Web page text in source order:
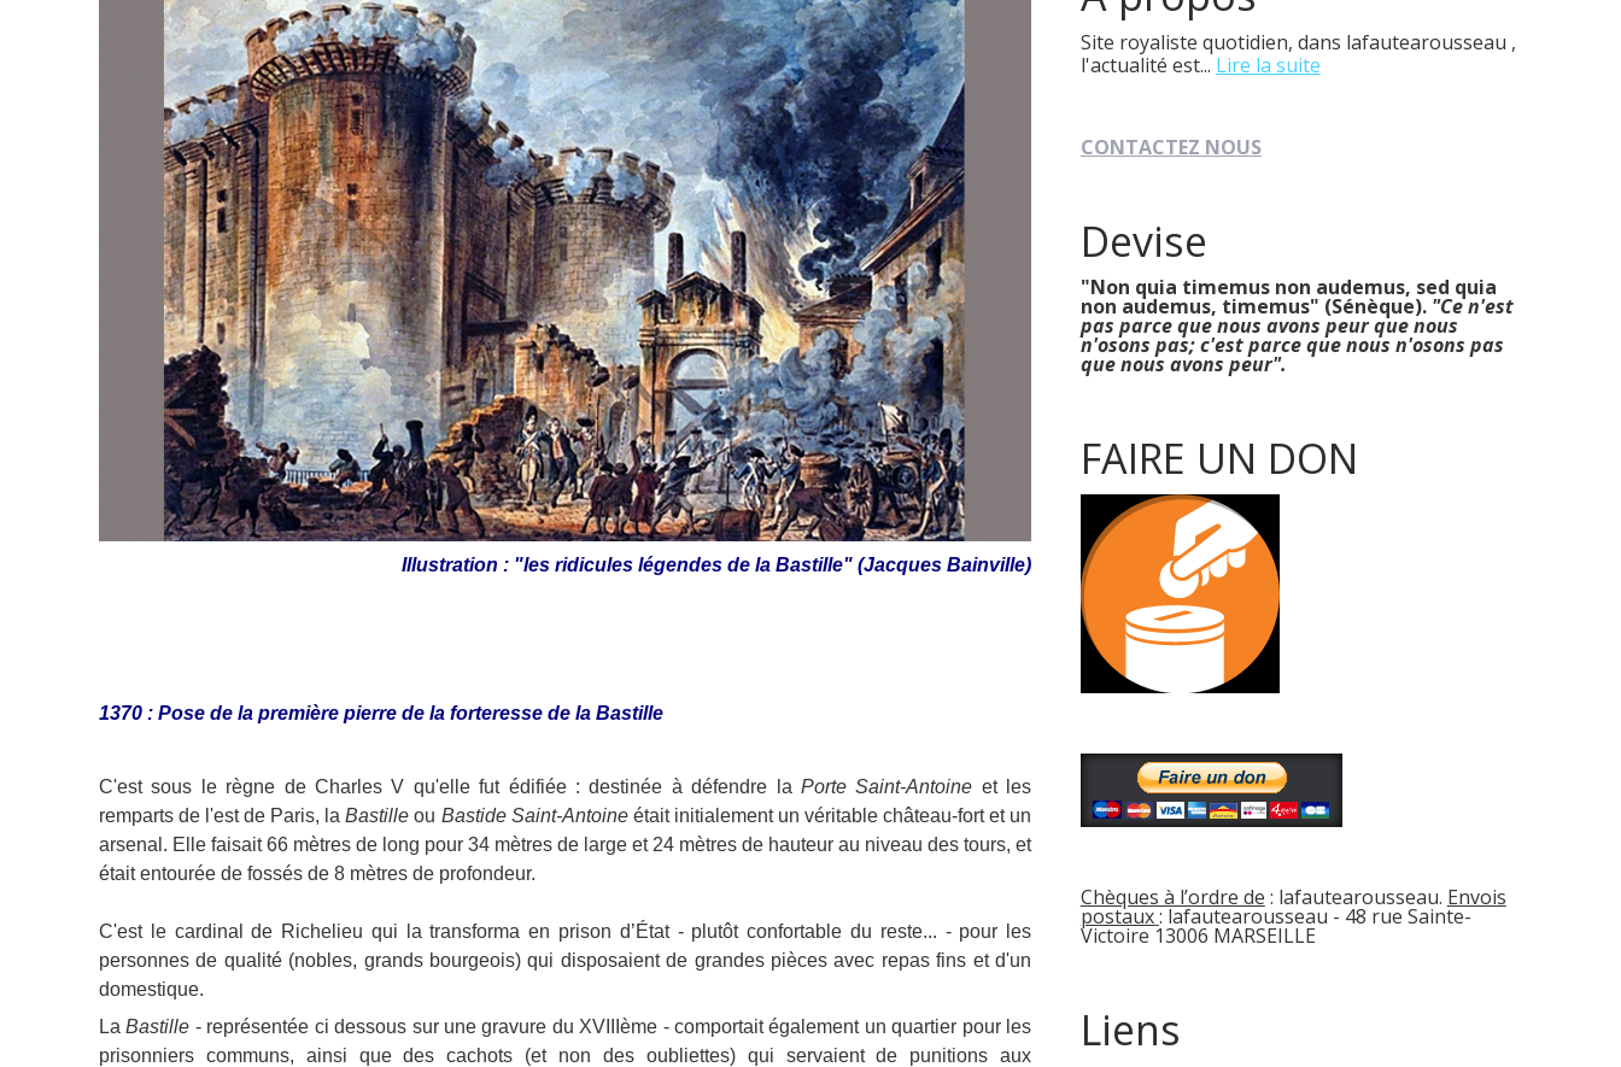
Illustration : "les ridicules légendes de la Bastille" (Jacques Bainville)
1370 : Pose de la première pierre de la forteresse de la Bastille
C'est sous le règne de Charles V qu'elle fut édifiée : destinée à défendre la Porte Saint-Antoine et les
remparts de l'est de Paris, la Bastille ou Bastide Saint-Antoineétait initialement un véritable château-fort et un
arsenal. Elle faisait 66 mètres de long pour 34 mètres de large et 24 mètres de hauteur au niveau des tours, et
était entourée de fossés de 8 mètres de profondeur.
C'est le cardinal de Richelieu qui la transforma en prison d’État - plutôt confortable du reste... - pour les
personnes de qualité (nobles, grands bourgeois) qui disposaient de grandes pièces avec repas fins et d'un
domestique.
LaBastille - représentée ci dessous sur une gravure du XVIIIème - comportait également un quartier pour les
prisonniers communs, ainsi que des cachots (et non des oubliettes) qui servaient de punitions aux
Site royaliste quotidien, dans lafautearousseau ,
l'actualité est... Lire la suite
CONTACTEZ NOUS
Devise
"Non quia timemus non audemus, sed quia
non audemus, timemus" (Sénèque). "Ce n'est
pas parce que nous avons peur que nous
n'osons pas; c'est parce que nous n'osons pas
que nous avons peur".
FAIRE UN DON
Chèques à l’ordre de : lafautearousseau. Envois
postaux: lafautearousseau - 48 rue Sainte-
Victoire 13006 MARSEILLE
Liens